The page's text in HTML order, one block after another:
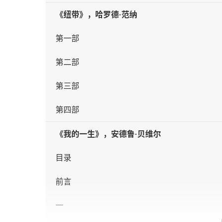
《纽带》，哈罗德·范纳
第一部
第二部
第三部
第四部
《我的一生》，安德鲁·贝维尔
目录
前言
一